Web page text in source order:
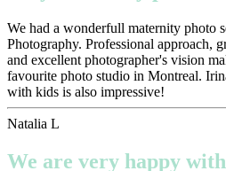
We had a wonderfull maternity photo
Photography. Professional approach,
and excellent photographer's vision
favourite photo studio in Montreal.
with kids is also impressive!
Natalia L
We are very happy